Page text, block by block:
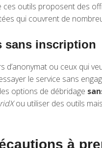
ces outils proposent des
qui couvrent de
sans inscription
d’anonymat ou ceux qui
le service sans
options de débridage
ou utiliser des outils
à